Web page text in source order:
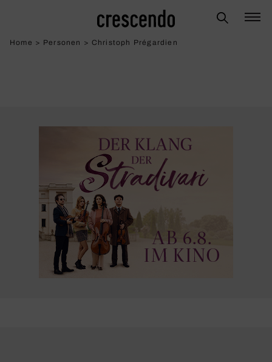
Home > Personen > Christoph Prégardien